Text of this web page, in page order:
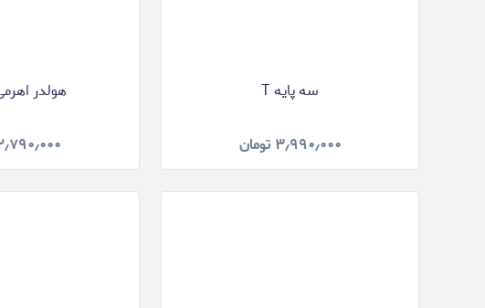
سه پایه T
۳٫۹۹۰٫۰۰۰ تومان
هولدر